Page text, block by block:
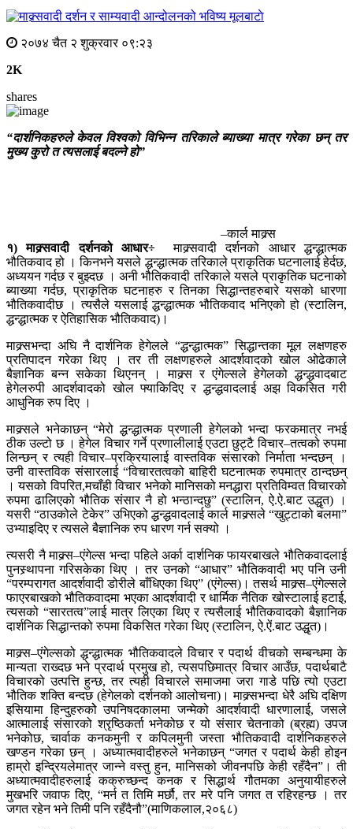
मूलबाटाे
२०७४ चैत २ शुक्रवार ०९:२३
2K
shares
“दार्शनिकहरुले केवल विश्वको विभिन्न तरिकाले ब्याख्या मात्र गरेका छन् तर
मुख्य कुरो त त्यसलाई बदल्ने हो”
–कार्ल माक्र्स
१) माक्र्सवादी दर्शनको आधार÷
माक्र्सवादी दर्शनको आधार द्धन्द्धात्मक
भौतिकवाद हो । किनभने यसले द्धन्द्धात्मक तरिकाले प्राकृतिक घटनालाई हेर्दछ,
अध्ययन गर्दछ र बुझ्दछ । अनी भौतिकवादी तरिकाले यसले प्राकृतिक घटनाको
ब्याख्या गर्दछ, प्राकृतिक घटनाहरु र तिनका सिद्धान्तहरुबारे यसको धारणा
भौतिकवादीछ । त्यसैले यसलाई द्धन्द्धात्मक भौतिकवाद भनिएको हो (स्टालिन,
द्धन्द्धात्मक र ऐतिहासिक भौतिकवाद)।
माक्र्सभन्दा अघि नै दार्शनिक हेगेलले “द्धन्द्धात्मक” सिद्धान्तका मूल लक्षणहरु
प्रतिपादन गरेका थिए । तर ती लक्षणहरुले आदर्शवादको खोल ओढेकाले
बैज्ञानिक बन्न सकेका थिएनन् । माक्र्स र एंगेल्सले हेगेलको द्धन्द्धवादबाट
हेगेलरुपी आदर्शवादको खोल फ्याकिदिए र द्धन्द्धवादलाई अझ विकसित गरी
आधुनिक रुप दिए ।
माक्र्सले भनेकाछन् “मेरो द्धन्द्धात्मक प्रणाली हेगेलको भन्दा फरकमात्र नभई
ठीक उल्टो छ । हेगेल विचार गर्ने प्रणालीलाई एउटा छुट्टै विचार–तत्वको रुपमा
लिन्छन् र त्यही विचार–प्रक्रियालाई वास्तविक संसारको निर्माता भन्दछन् ।
उनी वास्तविक संसारलाई “विचारतत्वको बाहिरी घटनात्मक रुपमात्र ठान्दछन्
। यसको विपरित,मचाँही विचार भनेको मानिसको मनद्धारा प्रतिविम्वत विचारको
रुपमा ढालिएको भौतिक संसार नै हो भन्ठान्दछु” (स्टालिन, ऐ.ऐ.बाट उद्धृत) ।
यसरी “ठाउकोले टेकेर” उभिएको द्धन्द्धवादलाई कार्ल माक्र्सले “खुट्टाको बलमा”
उभ्याइदिए र त्यसले बैज्ञानिक रुप धारण गर्न सक्यो ।
त्यसरी नै माक्र्स–एंगेल्स भन्दा पहिले अर्का दार्शनिक फायरबाखले भौतिकवादलाई
पुनस्र्थापना गरिसकेका थिए । तर उनको “आधार” भौतिकवादी भए पनि उनी
“परम्परागत आदर्शवादी डोरीले बाँधिएका थिए” (एंगेल्स)। तसर्थ माक्र्स–एंगेल्सले
फाएरबाखको भौतिकवादमा भएका आदर्शवादी र धार्मिक नैतिक खोस्टालाई हटाई,
त्यसको “सारतत्व”लाई मात्र लिएका थिए र त्यसैलाई भौतिकवादको बैज्ञानिक
दार्शनिक सिद्धान्तको रुपमा विकसित गरेका थिए (स्टालिन, ऐ.ऐं.बाट उद्धृत)।
माक्र्स–एंगेल्सको द्धन्द्धात्मक भौतिकवादले विचार र पदार्थ वीचको सम्बन्धमा के
मान्यता राख्दछ भने प्रदार्थ प्रमुख हो, त्यसपछिमात्र विचार आउँछ, पदार्थबाटै
विचारको उत्पत्ति हुन्छ, तर त्यही विचारले समाजमा जरा गाडे पछि त्यो एउटा
भौतिक शक्ति बन्दछ (हेगेलको दर्शनको आलोचना)। माक्र्सभन्दा धेरै अघि दक्षिण
इसियामा हिन्दुहरुकोे उपनिषदकालमा जन्मेको आदर्शवादी धारणालाई, जसले
आत्मालाई संसारको श्रृष्ठिकर्ता भनेकोछ र यो संसार चेतनाको (ब्रह्म) उपज
भनेकोछ, चार्वाक कनकमुनी र कपिलमुनी जस्ता भौतिकवादी दार्शनिकहरुले
खण्डन गरेका छन् । अध्यात्मवादीहरुले भनेकाछन् “जगत र पदार्थ केही होइन
हाम्रो इन्द्रियलेमात्र जान्ने वस्तु हुन, मानिसको जीवनपछि केही रहँदैन”। ती
अध्यात्मवादीहरुलाई कक्रुच्छन्द कनक र सिद्धार्थ गौतमका अनुयायीहरुले
मुखभरि जवाफ दिए, “मर्न त तिमि मर्छौ, तर मरे पनि जगत त रहिरहन्छ । तर
जगत रहेन भने तिमी पनि रहँदैनौ”(माणिकलाल,२०६८)